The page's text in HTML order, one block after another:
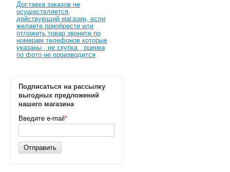
Доставка заказов не
осуществляется,
действующий магазин, если
желаете приобрести или
отложить товар звоните по
номерам телефонов которые
указаны , не скупка , оценка
по фото не производится
Подписаться на рассылку
выгодных предложений
нашего магазина
Введите e-mail *
Отправить